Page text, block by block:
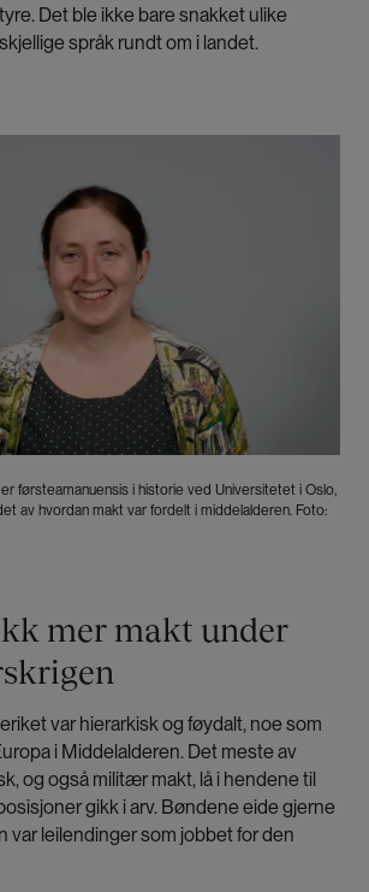
Det ble ikke bare snakket ulike
språk rundt om i landet.
førsteamanuensis i historie ved Universitetet i Oslo,
av hvordan makt var fordelt i middelalderen. Foto:
mer makt under
var hierarkisk og føydalt, noe som
i Middelalderen. Det meste av
og også militær makt, lå i hendene til
gikk i arv. Bøndene eide gjerne
var leilendinger som jobbet for den